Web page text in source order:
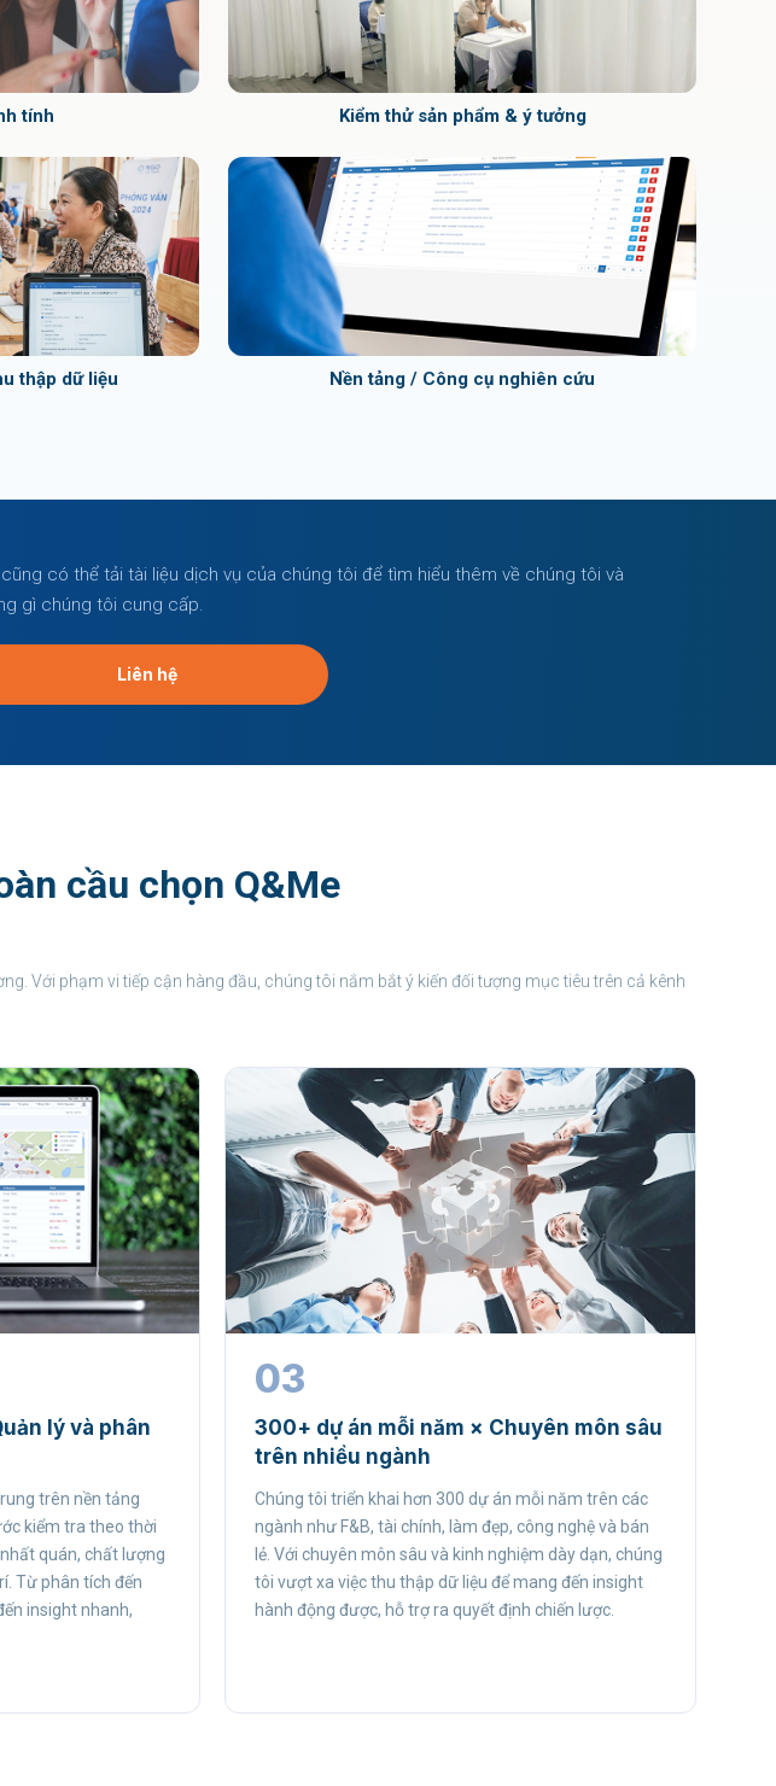
tính Kiểm thử sản phẩm & ý tưởng
thập dữ liệu Nền tảng / Công cụ nghiên cứu
cũng có thể tải tài liệu dịch vụ của chúng tôi để tìm hiểu thêm về chúng tôi và
gì chúng tôi cung cấp.
Liên hệ
cầu chọn Q&Me
Với phạm vi tiếp cận hàng đầu, chúng tôi nắm bắt ý kiến đối tượng mục tiêu trên cả kênh
lý và phân
trên nền tảng
kiểm tra theo thời
quán, chất lượng
Từ phân tích đến
insight nhanh,
03
300+ dự án mỗi năm × Chuyên môn sâu
trên nhiều ngành
Chúng tôi triển khai hơn 300 dự án mỗi năm trên các
ngành như F&B, tài chính, làm đẹp, công nghệ và bán
lẻ. Với chuyên môn sâu và kinh nghiệm dày dạn, chúng
tôi vượt xa việc thu thập dữ liệu để mang đến insight
hành động được, hỗ trợ ra quyết định chiến lược.